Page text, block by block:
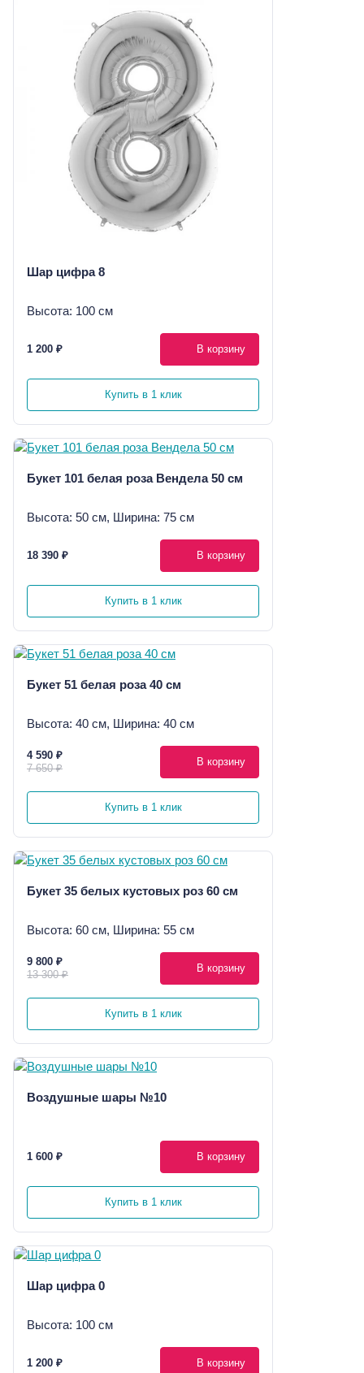
Шар цифра 8
Высота: 100 см
1 200 ₽ В корзину
Купить в 1 клик
Букет 101 белая роза Вендела 50 см
Высота: 50 см, Ширина: 75 см
18 390 ₽ В корзину
Купить в 1 клик
Букет 51 белая роза 40 см
Высота: 40 см, Ширина: 40 см
4 590 ₽
7 650 ₽
В корзину
Купить в 1 клик
Букет 35 белых кустовых роз 60 см
Высота: 60 см, Ширина: 55 см
9 800 ₽
13 300 ₽
В корзину
Купить в 1 клик
Воздушные шары №10
1 600 ₽ В корзину
Купить в 1 клик
Шар цифра 0
Высота: 100 см
1 200 ₽ В корзину